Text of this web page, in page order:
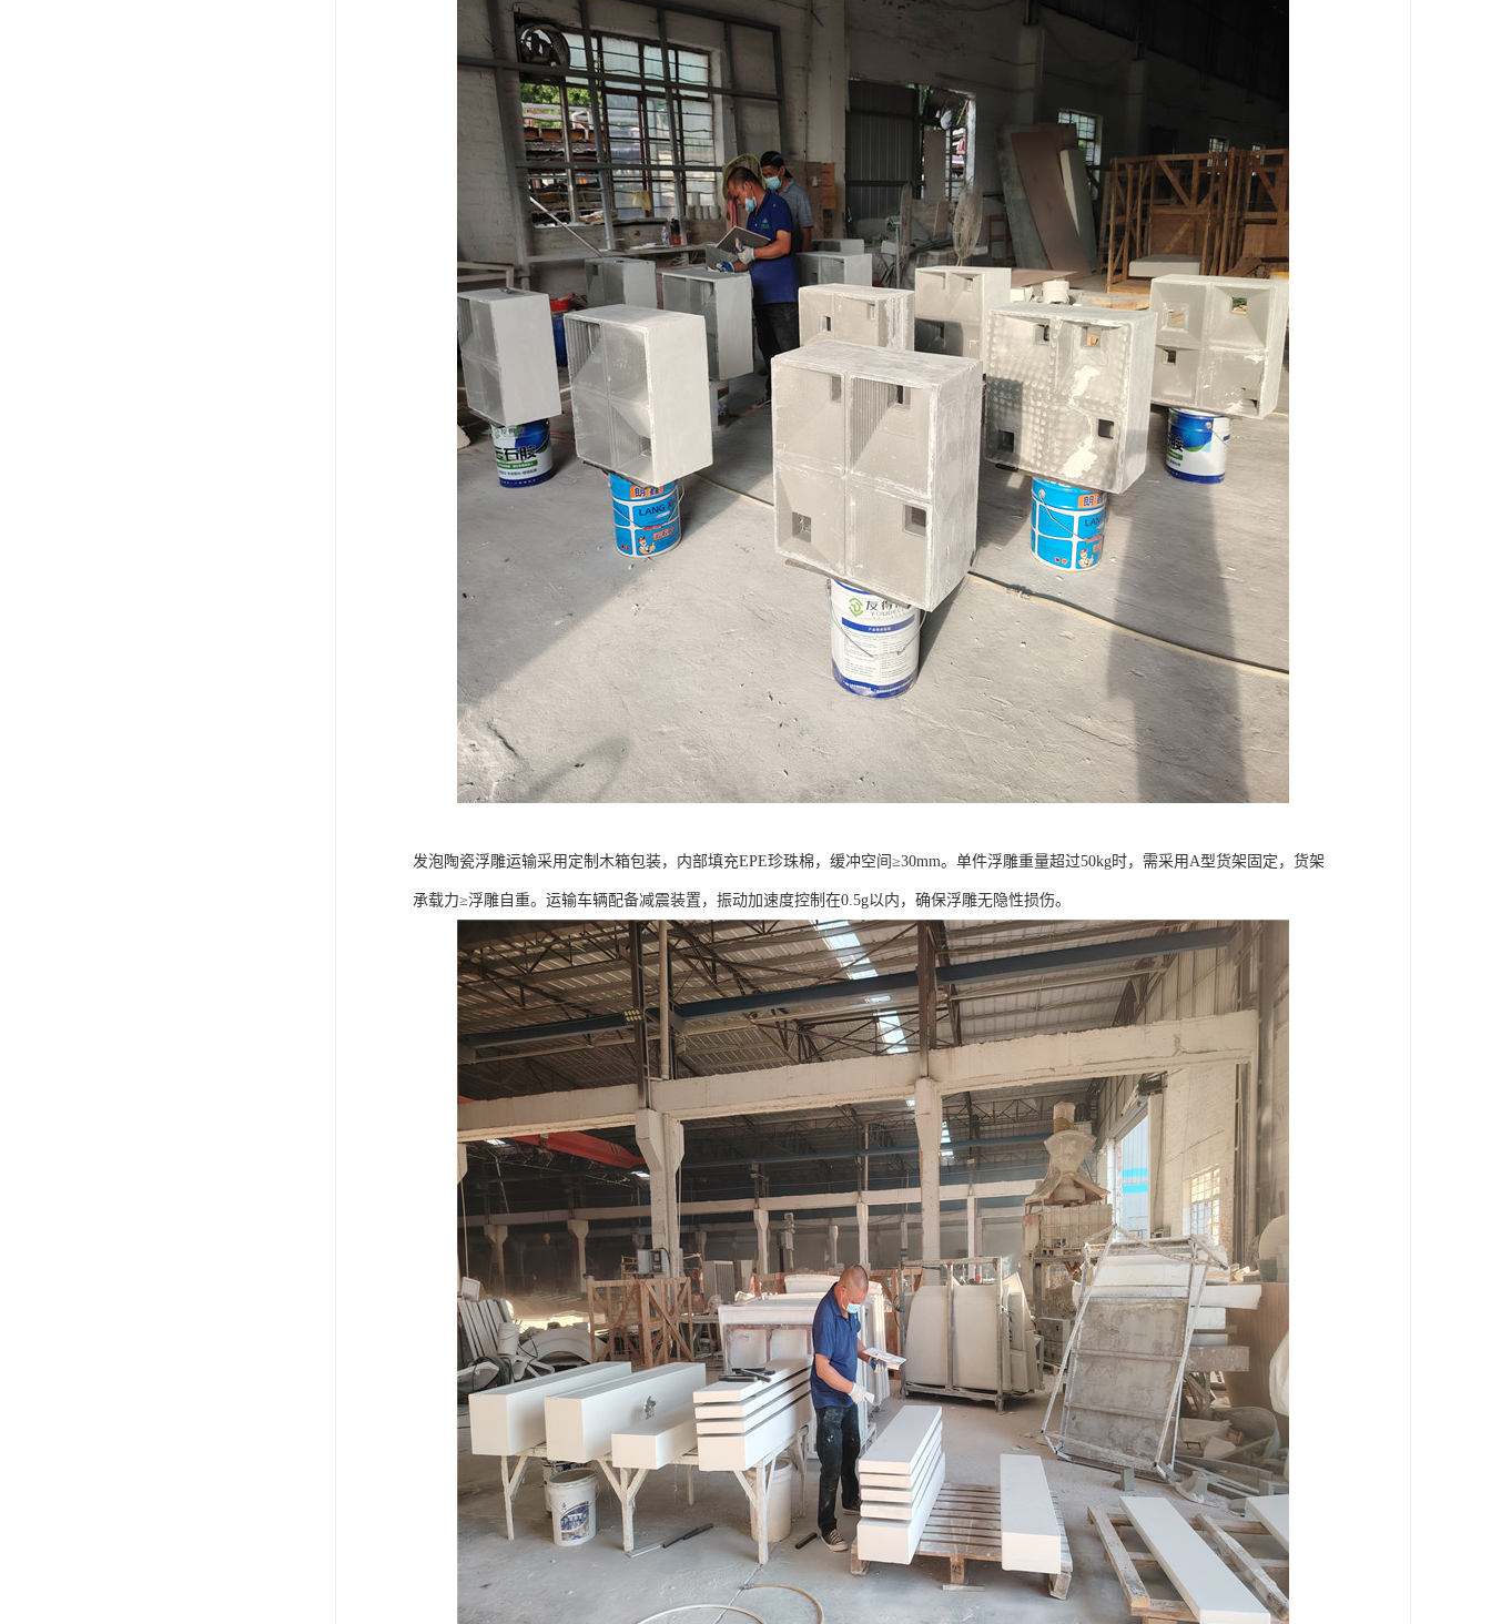
发泡陶瓷浮雕运输采用定制木箱包装，内部填充EPE珍珠棉，缓冲空间≥30mm。单件浮雕重量超过50kg时，需采用A型货架固定，货架
承载力≥浮雕自重。运输车辆配备减震装置，振动加速度控制在0.5g以内，确保浮雕无隐性损伤。